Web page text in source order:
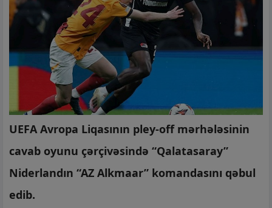
UEFA Avropa Liqasının pley-off mərhələsinin
cavab oyunu çərçivəsində “Qalatasaray”
Niderlandın “AZ Alkmaar” komandasını qəbul
edib.